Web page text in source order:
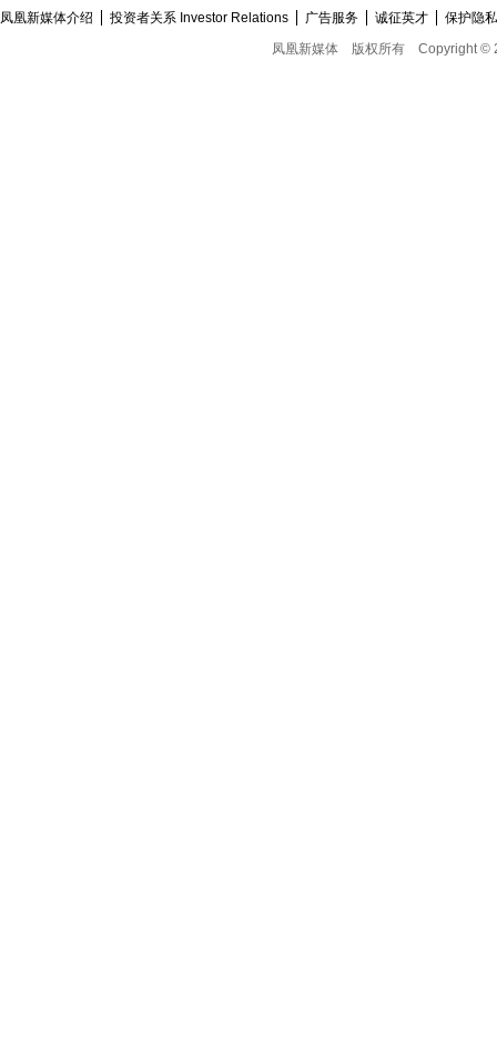
凤凰新媒体介绍 投资者关系 Investor Relations 广告服务 诚征英才
保护隐
凤凰新媒体
版权所有 Copyright ©